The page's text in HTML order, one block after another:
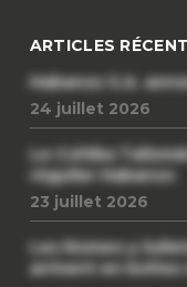
ARTICLES
Habanos S.A.
24 juillet 2026
Le Cohiba
régulier Habanos
23 juillet 2026
Les Romeo y
arrivent en boîtes